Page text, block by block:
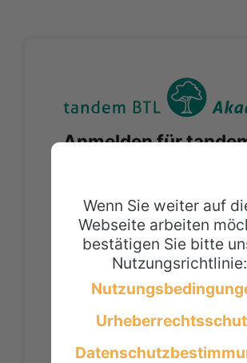
Wenn Sie weiter auf
Webseite arbeiten
bestätigen Sie bitte
Nutzungsrichtlinie:
Anmelden bei
Anmelden für
Anmelden für
Teilnehmer*Innen
Anmeldename oder E-Mail
Kennwort